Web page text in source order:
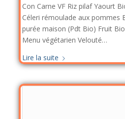
Con Carne VF Riz pilaf Yaourt
Céleri rémoulade aux pommes
purée maison (Pdt Bio) Fruit
Menu végétarien Velouté…
Lire la suite